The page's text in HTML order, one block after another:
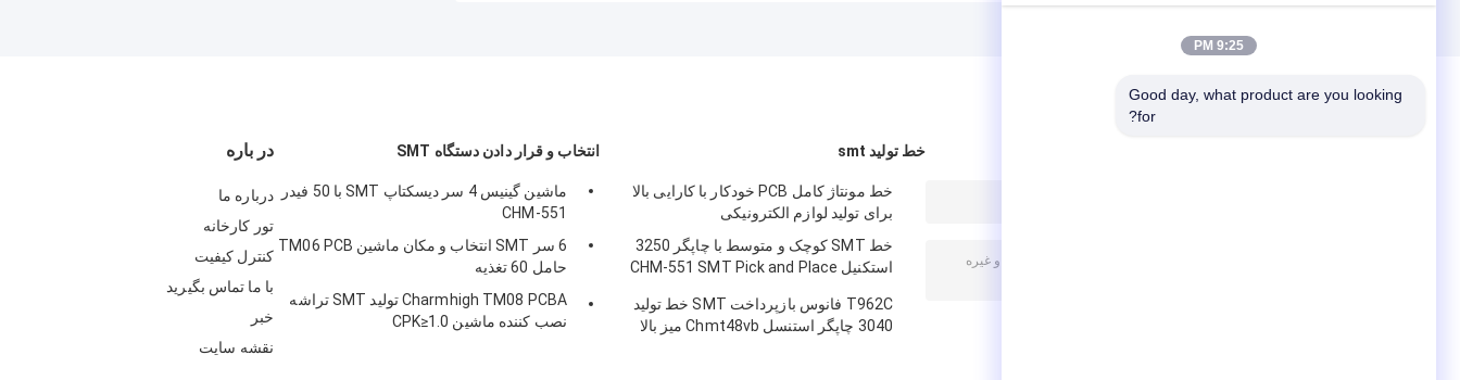
در باره
درباره ما
تور کارخانه
کنترل کیفیت
با ما تماس بگیرید
خبر
نقشه سایت
انتخاب و قرار دادن دستگاه SMT
ماشين گينيس 4 سر ديسکتاپ SMT با 50 فيدر
CHM-551
6 سر SMT انتخاب و مکان ماشین TM06 PCB
حامل 60 تغذیه
Charmhigh TM08 PCBA تولید SMT تراشه
نصب کننده ماشین CPK≥1.0
خط تولید smt
خط مونتاژ کامل PCB خودکار با کارایی بالا
برای تولید لوازم الکترونیکی
خط SMT کوچک و متوسط با چاپگر 3250
استکنیل CHM-551 SMT Pick and Place
T962C فانوس بازپرداخت SMT خط تولید
3040 چاپگر استنسل Chmt48vb میز بالا
9:25 PM
Good day, what product are you looking
for?